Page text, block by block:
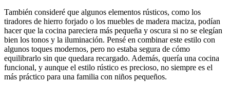
También consideré que algunos elementos rústicos, como los
tiradores de hierro forjado o los muebles de madera maciza, podían
hacer que la cocina pareciera más pequeña y oscura si no se elegían
bien los tonos y la iluminación. Pensé en combinar este estilo con
algunos toques modernos, pero no estaba segura de cómo
equilibrarlo sin que quedara recargado. Además, quería una cocina
funcional, y aunque el estilo rústico es precioso, no siempre es el
más práctico para una familia con niños pequeños.